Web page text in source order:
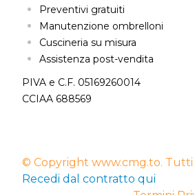
Preventivi gratuiti
Manutenzione ombrelloni
Cuscineria su misura
Assistenza post-vendita
PIVA e C.F. 05169260014
CCIAA 688569
© Copyright www.cmg.to. Tutti
Recedi dal contratto qui